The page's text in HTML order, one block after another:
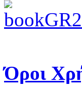
Όροι